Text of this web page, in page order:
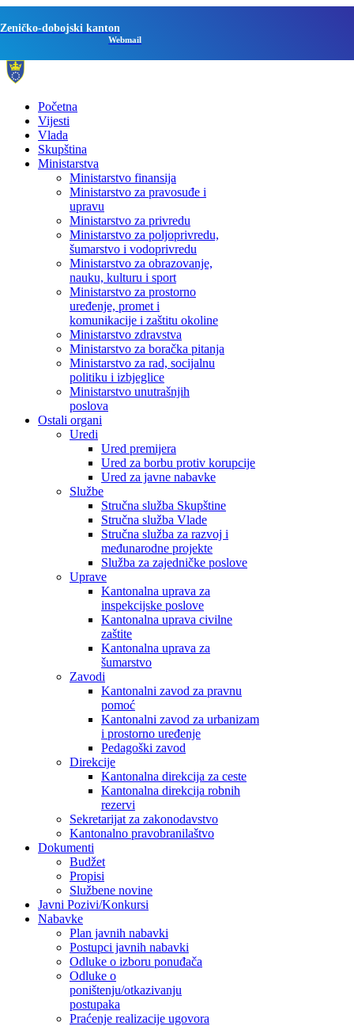
Zeničko-dobojski kanton
Webmail
Početna
Vijesti
Vlada
Skupština
Ministarstva
Ministarstvo finansija
Ministarstvo za pravosuđe i
upravu
Ministarstvo za privredu
Ministarstvo za poljoprivredu,
šumarstvo i vodoprivredu
Ministarstvo za obrazovanje,
nauku, kulturu i sport
Ministarstvo za prostorno
uređenje, promet i
komunikacije i zaštitu okoline
Ministarstvo zdravstva
Ministarstvo za boračka pitanja
Ministarstvo za rad, socijalnu
politiku i izbjeglice
Ministarstvo unutrašnjih
poslova
Ostali organi
Uredi
Ured premijera
Ured za borbu protiv korupcije
Ured za javne nabavke
Službe
Stručna služba Skupštine
Stručna služba Vlade
Stručna služba za razvoj i
međunarodne projekte
Služba za zajedničke poslove
Uprave
Kantonalna uprava za
inspekcijske poslove
Kantonalna uprava civilne
zaštite
Kantonalna uprava za
šumarstvo
Zavodi
Kantonalni zavod za pravnu
pomoć
Kantonalni zavod za urbanizam
i prostorno uređenje
Pedagoški zavod
Direkcije
Kantonalna direkcija za ceste
Kantonalna direkcija robnih
rezervi
Sekretarijat za zakonodavstvo
Kantonalno pravobranilaštvo
Dokumenti
Budžet
Propisi
Službene novine
Javni Pozivi/Konkursi
Nabavke
Plan javnih nabavki
Postupci javnih nabavki
Odluke o izboru ponuđača
Odluke o
poništenju/otkazivanju
postupaka
Praćenje realizacije ugovora